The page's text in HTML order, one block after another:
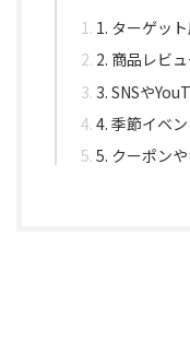
1. ターゲッ
2. 商品レビ
3. SNSや
4. 季節イベ
5. クーポン